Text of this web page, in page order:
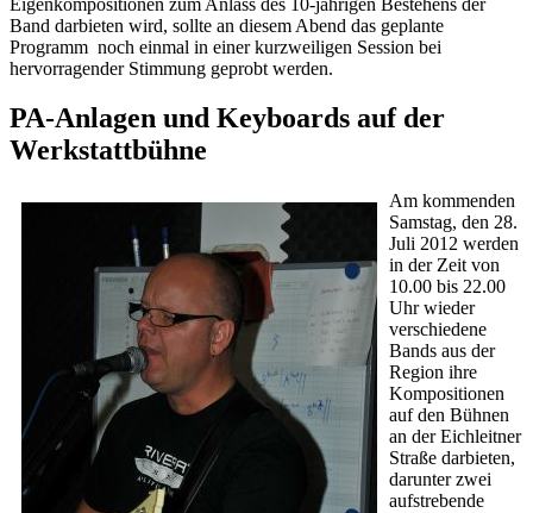
Band darbieten wird, sollte an diesem Abend das geplante
Programm noch einmal in einer kurzweiligen Session bei
hervorragender Stimmung geprobt werden.
PA-Anlagen und Keyboards auf der
Werkstattbühne
Am kommenden
Samstag, den 28.
Juli 2012 werden
in der Zeit von
10.00 bis 22.00
Uhr wieder
verschiedene
Bands aus der
Region ihre
Kompositionen
auf den Bühnen
an der Eichleitner
Straße darbieten,
darunter zwei
aufstrebende